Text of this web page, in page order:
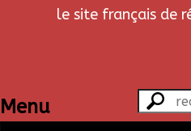
le site français de
Menu